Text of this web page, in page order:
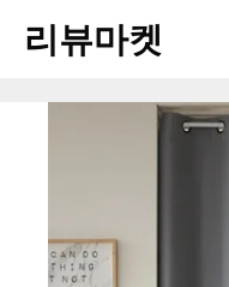
리뷰마켓